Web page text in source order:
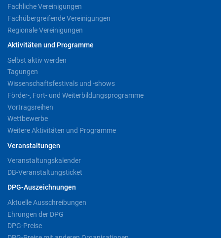
Fachliche Vereinigungen
Fachübergreifende Vereinigungen
Regionale Vereinigungen
Aktivitäten und Programme
Selbst aktiv werden
Tagungen
Wissenschaftsfestivals und -shows
Förder-, Fort- und Weiterbildungsprogramme
Vortragsreihen
Wettbewerbe
Weitere Aktivitäten und Programme
Veranstaltungen
Veranstaltungskalender
DB-Veranstaltungsticket
DPG-Auszeichnungen
Aktuelle Ausschreibungen
Ehrungen der DPG
DPG-Preise